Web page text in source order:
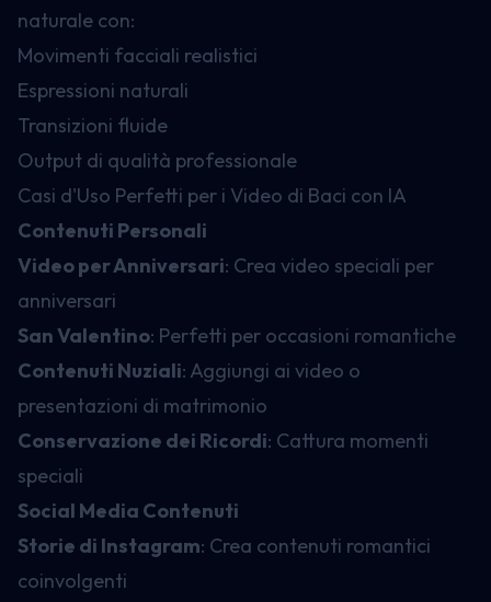
naturale con:
Movimenti facciali realistici
Espressioni naturali
Transizioni fluide
Output di qualità professionale
Casi d'Uso Perfetti per i Video di Baci con IA
Contenuti Personali
Video per Anniversari: Crea video speciali per
anniversari
San Valentino: Perfetti per occasioni romantiche
Contenuti Nuziali: Aggiungi ai video o
presentazioni di matrimonio
Conservazione dei Ricordi: Cattura momenti
speciali
Social Media Contenuti
Storie di Instagram: Crea contenuti romantici
coinvolgenti